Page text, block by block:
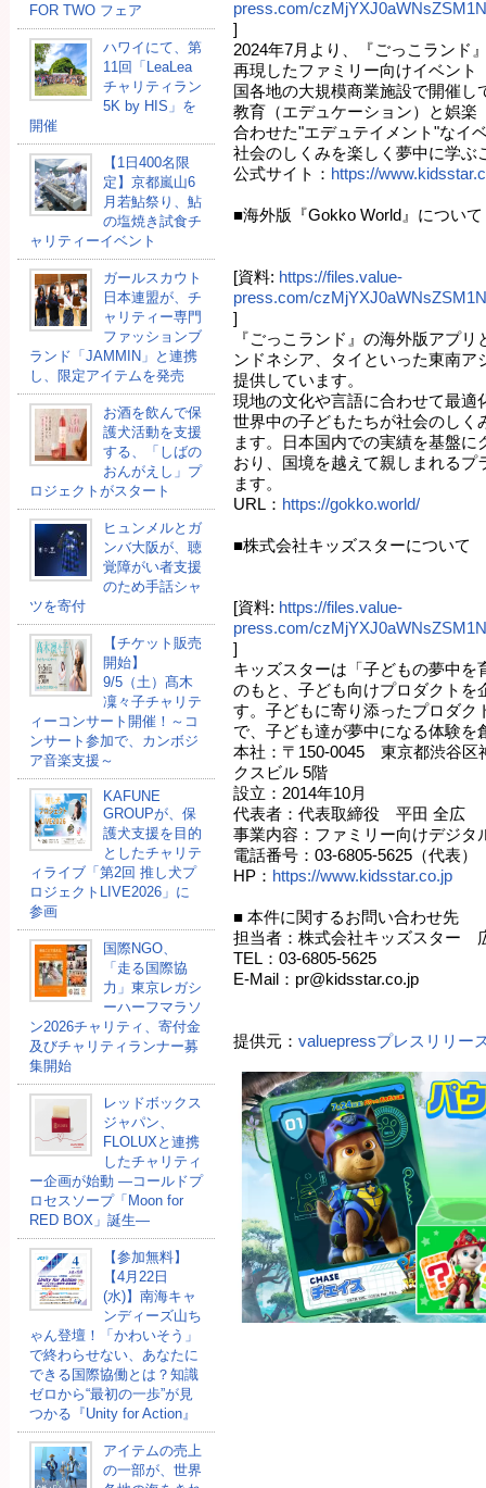
FOR TWO フェア
ハワイにて、第
11回「LeaLea
チャリティラン
5K by HIS」を
開催
【1日400名限
定】京都嵐山6
月若鮎祭り、鮎
の塩焼き試食チ
ャリティーイベント
ガールスカウト
日本連盟が、チ
ャリティー専門
ファッションブ
ランド「JAMMIN」と連携
し、限定アイテムを発売
お酒を飲んで保
護犬活動を支援
する、「しばの
おんがえし」プ
ロジェクトがスタート
ヒュンメルとガ
ンバ大阪が、聴
覚障がい者支援
のため手話シャ
ツを寄付
【チケット販売
開始】
9/5（土）髙木
凜々子チャリテ
ィーコンサート開催！～コ
ンサート参加で、カンボジ
ア音楽支援～
KAFUNE
GROUPが、保
護犬支援を目的
としたチャリテ
ィライブ「第2回 推し犬プ
ロジェクトLIVE2026」に
参画
国際NGO、
「走る国際協
力」東京レガシ
ーハーフマラソ
ン2026チャリティ、寄付金
及びチャリティランナー募
集開始
レッドボックス
ジャパン、
FLOLUXと連携
したチャリティ
ー企画が始動 ―コールドプ
ロセスソープ「Moon for
RED BOX」誕生―
【参加無料】
【4月22日
(水)】南海キャ
ンディーズ山ち
ゃん登壇！「かわいそう」
で終わらせない、あなたに
できる国際協働とは？知識
ゼロから“最初の一歩”が見
つかる『Unity for Action』
アイテムの売上
の一部が、世界
press.com/
]
2024年7月より、『ごっこランド
再現したファミリー向けイベント
国各地の大規模商業施設で開催し
教育（エデュケーション）と娯楽
合わせた"エデュテイメント"なイ
社会のしくみを楽しく夢中に学ぶ
公式サイト： https://
■海外版『Gokko World』について
[資料: https://files.value-
press.com/
]
『ごっこランド』の海外版アプ
ンドネシア、タイといった東南ア
提供しています。
現地の文化や言語に合わせて最適
世界中の子どもたちが社会のしく
ます。日本国内での実績を基盤
おり、国境を越えて親しまれるプ
ます。
URL： https://gokko.world/
■株式会社キッズスターについて
[資料: https://files.value-
press.com/
]
キッズスターは「子どもの夢中を
のもと、子ども向けプロダクトを
す。子どもに寄り添ったプロダク
で、子ども達が夢中になる体験を
本社：〒150-0045 東京都渋谷区
クスビル 5階
設立：2014年10月
代表者：代表取締役 平田 全広
事業内容：ファミリー向けデジタ
電話番号：03-6805-5625（代表）
HP： https://www.kidsstar.co.jp
■ 本件に関するお問い合わせ先
担当者：株式会社キッズスター
TEL：03-6805-5625
E-Mail：pr@kidsstar.co.jp
提供元： valuepressプレスリリー